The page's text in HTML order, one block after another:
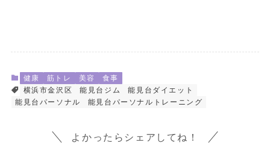
健康 筋トレ 美容
食事
横浜市金沢区
能見台ジム
能見台ダイエット
能見台パーソナル
能見台パーソナルトレーニング
よかったらシェアしてね！